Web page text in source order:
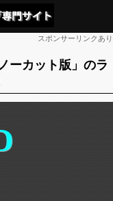
スポンサーリンクあり
ーカット版」のラ